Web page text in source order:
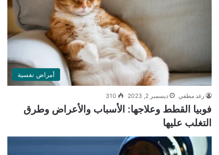
أمراض نفسية
رغد مطفي ديسمبر 2, 2023 310
فوبيا القطط وعلاجها: الأسباب والأعراض وطرق
التغلب عليها